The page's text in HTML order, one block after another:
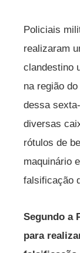
Policiais
realizaram
clandestino
na região
dessa
diversas
rótulos de
maquinário
falsificação
Segundo a
para